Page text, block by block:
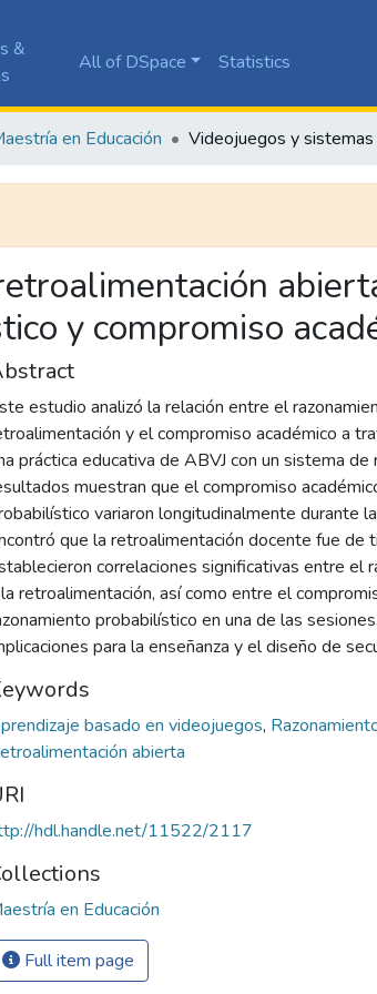
&
All of DSpace Statistics
en Educación
y compromiso
estudio analizó la relación entre el
y el compromiso académico a
práctica educativa de ABVJ con un sistema
muestran que el compromiso
variaron longitudinalmente durante
que la retroalimentación docente fue de
correlaciones significativas entre el
retroalimentación, así como entre el
probabilístico en una de las
para la enseñanza y el diseño de
basado en videojuegos,
abierta
hdl.handle.net/11522/2117
en Educación
Full item page